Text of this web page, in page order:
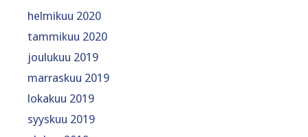
helmikuu 2020
tammikuu 2020
joulukuu 2019
marraskuu 2019
lokakuu 2019
syyskuu 2019